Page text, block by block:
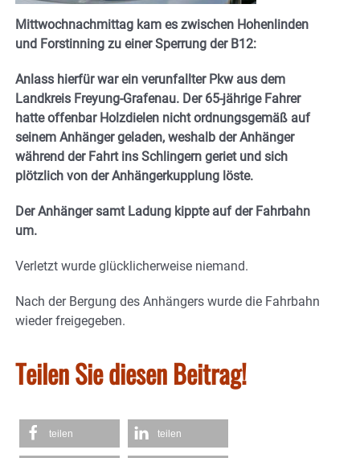
Mittwochnachmittag kam es zwischen Hohenlinden
und Forstinning zu einer Sperrung der B12:
Anlass hierfür war ein verunfallter Pkw aus dem
Landkreis Freyung-Grafenau. Der 65-jährige Fahrer
hatte offenbar Holzdielen nicht ordnungsgemäß auf
seinem Anhänger geladen, weshalb der Anhänger
während der Fahrt ins Schlingern geriet und sich
plötzlich von der Anhängerkupplung löste.
Der Anhänger samt Ladung kippte auf der Fahrbahn
um.
Verletzt wurde glücklicherweise niemand.
Nach der Bergung des Anhängers wurde die Fahrbahn
wieder freigegeben.
Teilen Sie diesen Beitrag!
teilen teilen